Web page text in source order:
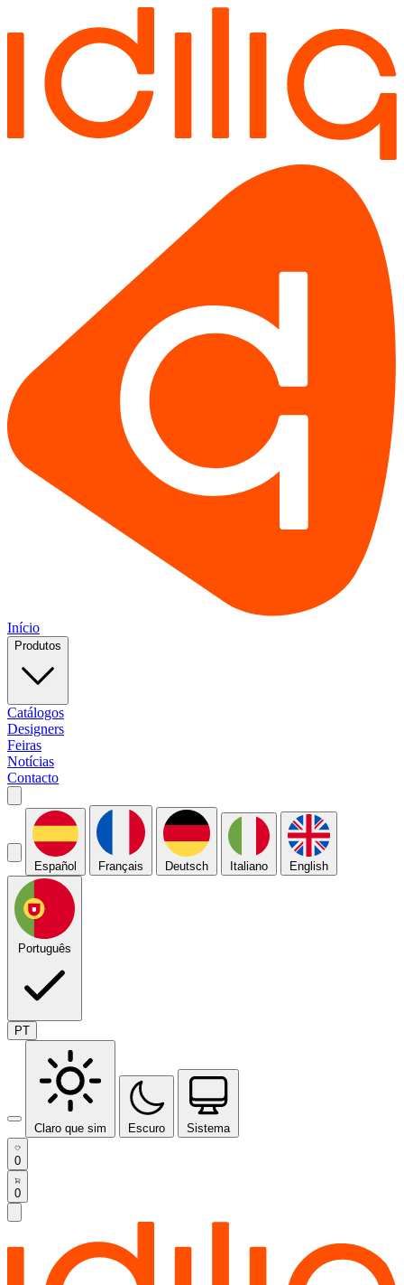
Início
Produtos
Catálogos
Designers
Feiras
Notícias
Contacto
Español Français Deutsch Italiano English
Português
PT
Claro que sim Escuro Sistema
0
0